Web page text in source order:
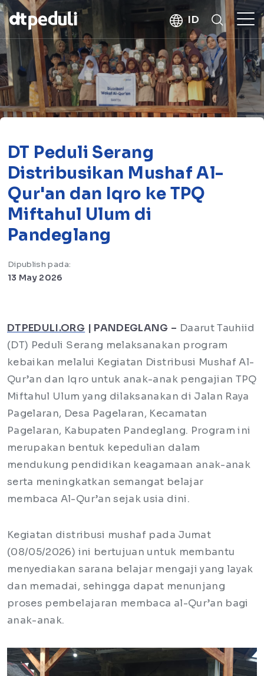
CARI
kebaikan
ID
DT Peduli Serang
Distribusikan Mushaf Al-
Qur'an dan Iqro ke TPQ
Miftahul Ulum di
Pandeglang
Dipublish pada:
13 May 2026
DTPEDULI.ORG | PANDEGLANG – Daarut Tauhiid
(DT) Peduli Serang melaksanakan program
kebaikan melalui Kegiatan Distribusi Mushaf Al-
Qur’an dan Iqro untuk anak-anak pengajian TPQ
Miftahul Ulum yang dilaksanakan di Jalan Raya
Pagelaran, Desa Pagelaran, Kecamatan
Pagelaran, Kabupaten Pandeglang. Program ini
merupakan bentuk kepedulian dalam
mendukung pendidikan keagamaan anak-anak
serta meningkatkan semangat belajar
membaca Al-Qur’an sejak usia dini.
Kegiatan distribusi mushaf pada Jumat
(08/05/2026) ini bertujuan untuk membantu
menyediakan sarana belajar mengaji yang layak
dan memadai, sehingga dapat menunjang
proses pembelajaran membaca al-Qur’an bagi
anak-anak.